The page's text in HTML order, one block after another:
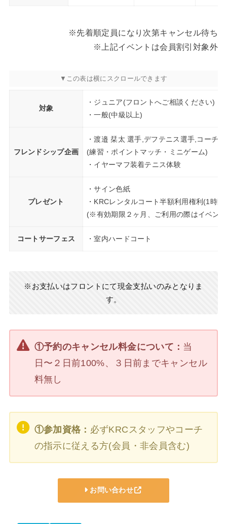
※先着順定員になり次第キャンセル待ち
※上記イベントは会員割引対象外
対象
・ジュニア(フロントへご相談ください)
・一般(中級以上)
フレンドシップ企画
・渡邉 栞太 選手,デフテニス選手,コーチ
(練習・ポイントマッチ・ミニゲーム)
・イヤーマフ装着テニス体験
プレゼント
・サイン色紙
・KRCレンタルコート半額利用権利(1時
(※有効期限２ヶ月、ご利用の際はイベン
コートサーフェス ・室内ハードコート
※お支払いはフロントにて現金支払いのみとなりま
す。
①予約のキャンセル料金について： 当
日〜２日前100%、３日前までキャンセル
料無し
①参加資格： 必ずKRCスタッフやコーチ
の指示に従える方(会員・非会員含む)
お問い合わせ